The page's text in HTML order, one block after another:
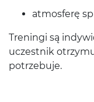
atmos­ferę
Treningi są
uczest­nik
potrzebuje.